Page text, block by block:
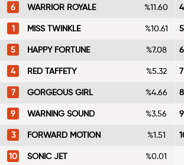
6 WARRIOR ROYALE %11.60
1 MISS TWINKLE %10.61
5 HAPPY FORTUNE %7.08
4 RED TAFFETY %5.32
7 GORGEOUS GIRL %4.66
9 WARNING SOUND %3.56
3 FORWARD MOTION %1.51
10 SONIC JET %0.01
4
5
6
7
8
9